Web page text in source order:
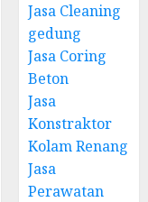
Jasa Cleaning
gedung
Jasa Coring
Beton
Jasa
Konstraktor
Kolam Renang
Jasa
Perawatan